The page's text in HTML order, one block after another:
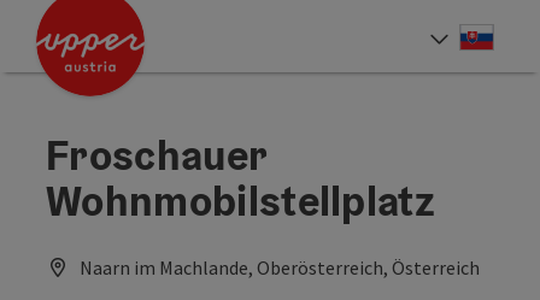
Accesskey
Accesskey
Froschauer
Wohnmobilstellplatz
Naarn im Machlande, Oberösterreich, Österreich